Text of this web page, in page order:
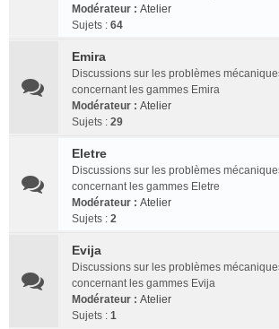
Modérateur : Atelier
Sujets : 64
Emira
Discussions sur les problèmes
concernant les gammes Emira
Modérateur : Atelier
Sujets : 29
Eletre
Discussions sur les problèmes
concernant les gammes Eletre
Modérateur : Atelier
Sujets : 2
Evija
Discussions sur les problèmes
concernant les gammes Evija
Modérateur : Atelier
Sujets : 1